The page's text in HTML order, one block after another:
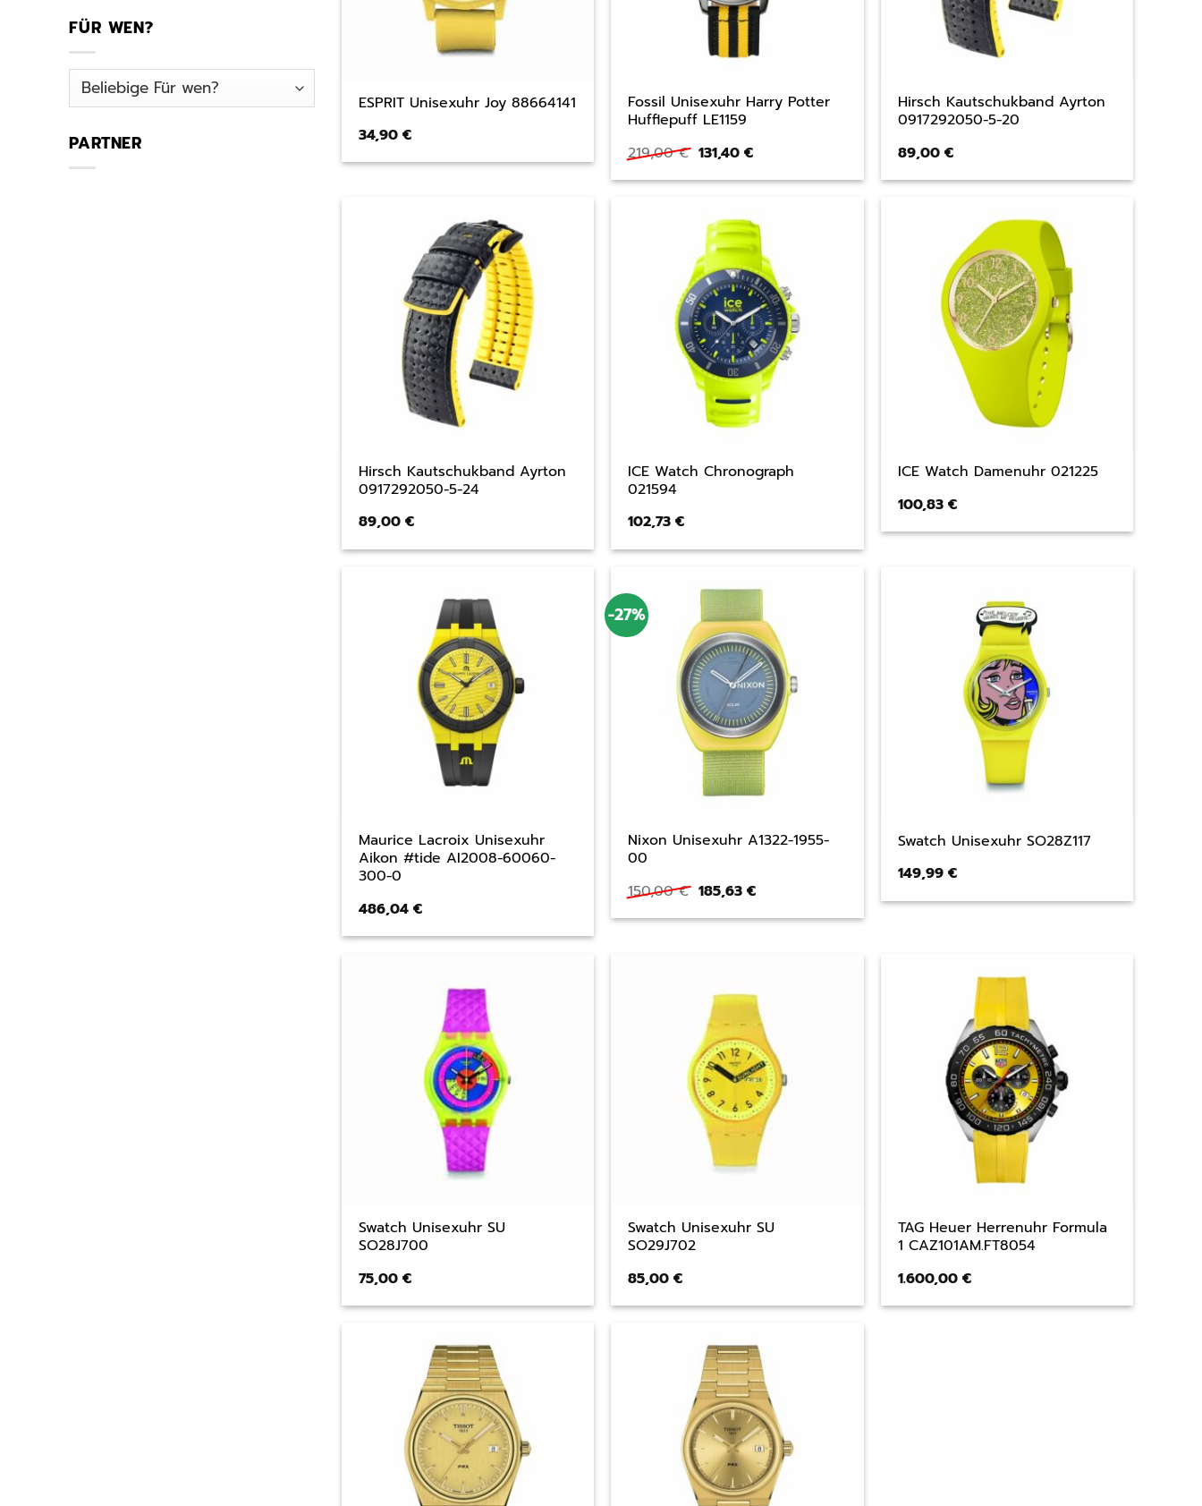
FÜR WEN?
PARTNER
ESPRIT Unisexuhr Joy 88664141
34,90 €
Fossil Unisexuhr Harry Potter
Hufflepuff LE1159
219,00€ Ursprünglicher
Preis
war:
131,40€Aktueller
ist:
Hirsch Kautschukband Ayrton
0917292050-5-20
89,00€
Hirsch Kautschukband Ayrton
0917292050-5-24
89,00 €
ICE Watch Chronograph
021594
102,73€
ICE Watch Damenuhr 021225
100,83€
Maurice Lacroix Unisexuhr
Aikon #tide AI2008-60060-
300-0
486,04 €
-27%
Nixon Unisexuhr A1322-1955-
00
150,00€ Ursprünglicher
Preis
war:
185,63€Aktueller
ist:
Swatch Unisexuhr SO28Z117
149,99€
Swatch Unisexuhr SU
SO28J700
75,00 €
Swatch Unisexuhr SU
SO29J702
85,00€
TAG Heuer Herrenuhr Formula
1 CAZ101AM.FT8054
1.600,00€